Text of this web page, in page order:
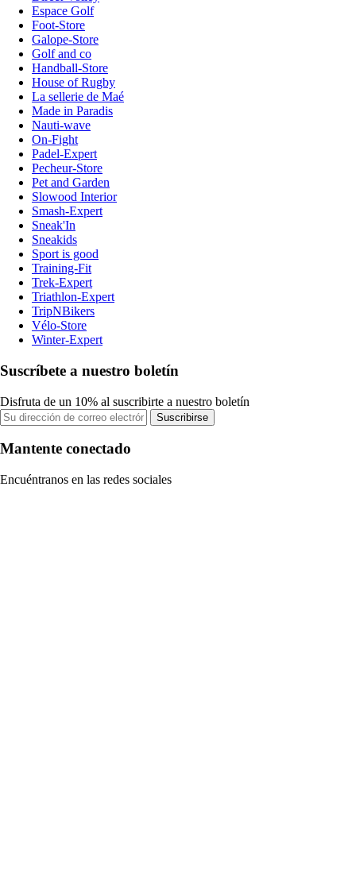
Espace Golf
Foot-Store
Galope-Store
Golf and co
Handball-Store
House of Rugby
La sellerie de Maé
Made in Paradis
Nauti-wave
On-Fight
Padel-Expert
Pecheur-Store
Pet and Garden
Slowood Interior
Smash-Expert
Sneak'In
Sneakids
Sport is good
Training-Fit
Trek-Expert
Triathlon-Expert
TripNBikers
Vélo-Store
Winter-Expert
Suscríbete a nuestro boletín
Disfruta de un 10% al suscribirte a nuestro boletín
Suscribirse
Mantente conectado
Encuéntranos en las redes sociales